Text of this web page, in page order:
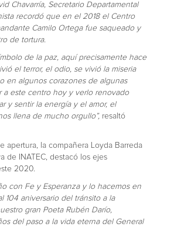
Chavarría, Secretario Departamental
recordó que en el 2018 el Centro
Camilo Ortega fue saqueado y
de tortura.
de la paz, aquí precisamente hace
el terror, el odio, se vivió la miseria
en algunos corazones de algunas
a este centro hoy y verlo renovado
y sentir la energía y el amor, el
llena de mucho orgullo”, resaltó
apertura, la compañera Loyda Barreda
de INATEC, destacó los ejes
2020.
con Fe y Esperanza y lo hacemos en
104 aniversario del tránsito a la
gran Poeta Rubén Darío,
del paso a la vida eterna del General